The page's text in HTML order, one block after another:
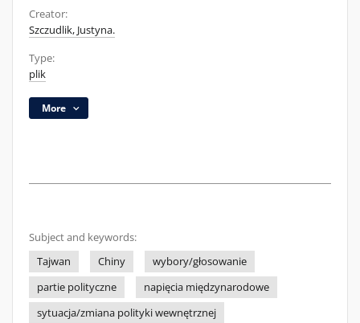
Creator:
Szczudlik, Justyna.
Type:
plik
More
Subject and keywords:
Tajwan
Chiny
wybory/głosowanie
partie polityczne
napięcia międzynarodowe
sytuacja/zmiana polityki wewnętrznej